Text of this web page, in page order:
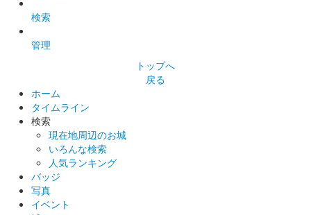
検索
管理
トップへ
戻る
ホーム
タイムライン
検索
現在地周辺のお城
いろんな検索
人気ランキング
バッジ
写真
イベント